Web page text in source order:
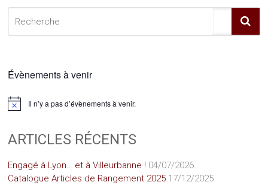
Évènements à venir
Notice Il n’y a pas d’évènements à venir.
ARTICLES RÉCENTS
Engagé à Lyon… et à Villeurbanne ! 04/07/2026
Catalogue Articles de Rangement 2025 17/12/2025